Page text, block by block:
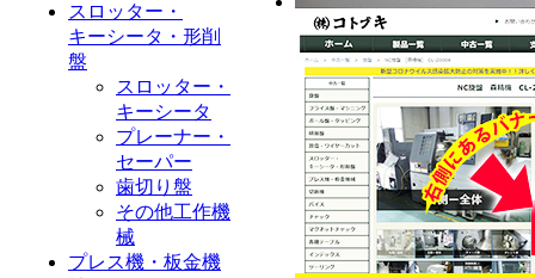
スロッター・
キーシータ・形削
盤
スロッター・
キーシータ
プレーナー・
セーパー
歯切り盤
その他工作機
械
プレス機・板金機